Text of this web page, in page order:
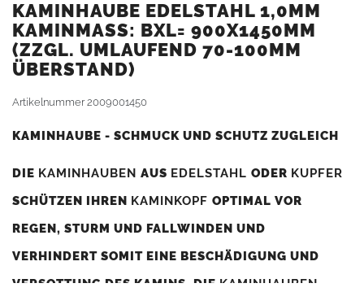
KAMINHAUBE EDELSTAHL 1,0MM
KAMINMASS: BXL= 900X1450MM (
ZZGL. UMLAUFEND 70-100MM Ü
BERSTAND)
Artikelnummer2009001450
KAMINHAUBE - SCHMUCK UND SCHUTZ ZUGLEICH
DIE KAMINHAUBEN AUS EDELSTAHL ODER KUPFER
SCHÜTZEN IHREN KAMINKOPF OPTIMAL VOR
REGEN, STURM UND FALLWINDEN UND
VERHINDERT SOMIT EINE BESCHÄDIGUNG UND
VERSOTTUNG DES KAMINS. DIE KAMINHAUBEN